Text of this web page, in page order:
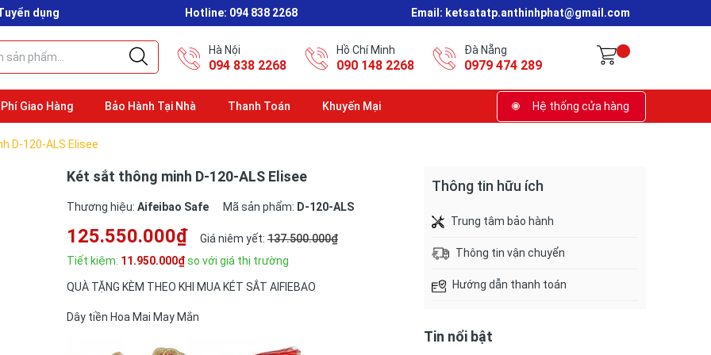
dụng Hotline: 094 838 2268 Email: ketsatatp.anthinhphat@gmail.com
Hà Nội
094 838 2268
Hồ Chí Minh
090 148 2268
Đà Nẵng
0979 474 289
Giao Hàng Bảo Hành Tại Nhà Thanh Toán Khuyến Mại Hệ thống cửa hàng
D-120-ALS Elisee
Két sắt thông minh D-120-ALS Elisee
Thương hiệu: Aifeibao Safe Mã sản phẩm: D-120-ALS
125.550.000₫ Giá niêm yết: 137.500.000₫
Tiết kiệm: 11.950.000₫so với giá thị trường
QUÀ TẶNG KÈM THEO KHI MUA KÉT SẮT AIFIEBAO
Dây tiền Hoa Mai May Mắn
Thông tin hữu ích
Trung tâm bảo hành
Thông tin vận chuyển
Hướng dẫn thanh toán
Tin nổi bật